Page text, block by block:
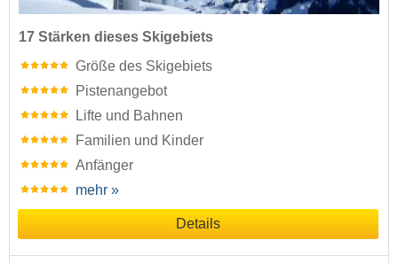
17 Stärken dieses Skigebiets
Größe des Skigebiets
Pistenangebot
Lifte und Bahnen
Familien und Kinder
Anfänger
mehr »
Details